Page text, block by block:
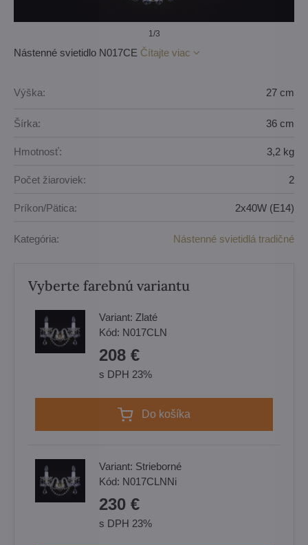
1/3
Nástenné svietidlo N017CE Čítajte viac
Výška: 27 cm
Šírka: 36 cm
Hmotnosť: 3,2 kg
Počet žiaroviek: 2
Príkon/Pätica: 2x40W (E14)
Kategória: Nástenné svietidlá tradičné
Vyberte farebnú variantu
Variant: Zlaté
Kód: N017CLN
208 €
s DPH 23%
Do košíka
Variant: Strieborné
Kód: N017CLNNi
230 €
s DPH 23%